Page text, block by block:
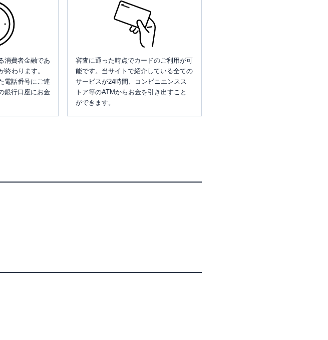
消費者金融であ
終わります。
電話番号にご連
銀行口座にお金
審査に通った時点でカードのご利用が可
能です。当サイトで紹介している全ての
サービスが24時間、コンビニエンスス
トア等のATMからお金を引き出すこと
ができます。